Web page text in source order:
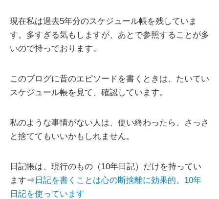
現在私は過去5年分のスケジュール帳を残していま
す。多すぎる気もしますが、あとで参照することが多
いので持っております。
このブログに昔のエピソードを書くときは、たいてい
スケジュール帳を見て、確認しています。
私のような事情がない人は、使い終わったら、さっさ
と捨ててもいいかもしれません。
日記帳は、現行のもの（10年日記）だけを持ってい
ます⇒ 日記を書くことは心の断捨離に効果的。10年
日記を使っています